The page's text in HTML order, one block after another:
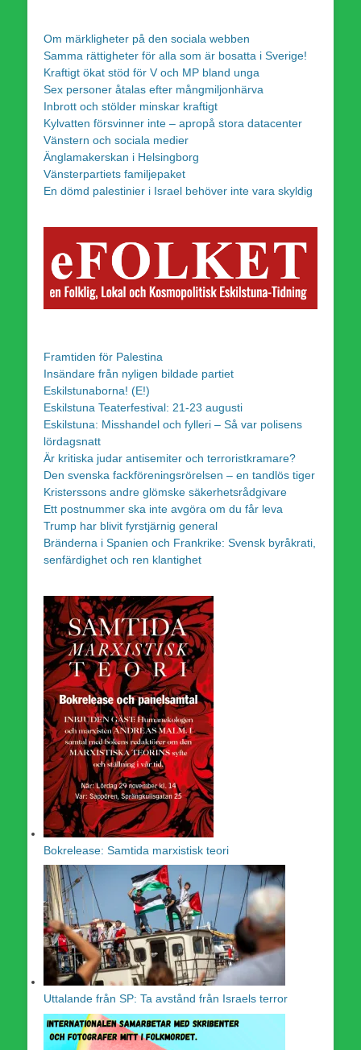
Om märkligheter på den sociala webben
Samma rättigheter för alla som är bosatta i Sverige!
Kraftigt ökat stöd för V och MP bland unga
Sex personer åtalas efter mångmiljonhärva
Inbrott och stölder minskar kraftigt
Kylvatten försvinner inte – apropå stora datacenter
Vänstern och sociala medier
Änglamakerskan i Helsingborg
Vänsterpartiets familjepaket
En dömd palestinier i Israel behöver inte vara skyldig
Framtiden för Palestina
Insändare från nyligen bildade partiet
Eskilstunaborna! (E!)
Eskilstuna Teaterfestival: 21-23 augusti
Eskilstuna: Misshandel och fylleri – Så var polisens
lördagsnatt
Är kritiska judar antisemiter och terroristkramare?
Den svenska fackföreningsrörelsen – en tandlös tiger
Kristerssons andre glömske säkerhetsrådgivare
Ett postnummer ska inte avgöra om du får leva
Trump har blivit fyrstjärnig general
Bränderna i Spanien och Frankrike: Svensk byråkrati,
senfärdighet och ren klantighet
Bokrelease: Samtida marxistisk teori
Uttalande från SP: Ta avstånd från Israels terror